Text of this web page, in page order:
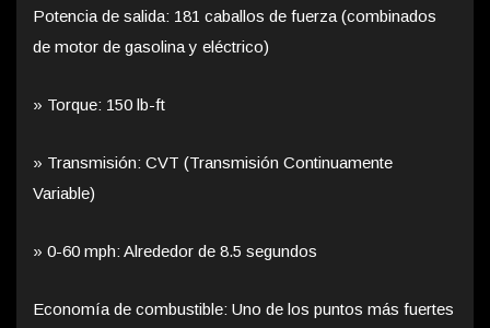
Potencia de salida: 181 caballos de fuerza (combinados
de motor de gasolina y eléctrico)
» Torque: 150 lb-ft
» Transmisión: CVT (Transmisión Continuamente
Variable)
» 0-60 mph: Alrededor de 8.5 segundos
Economía de combustible: Uno de los puntos más fuertes